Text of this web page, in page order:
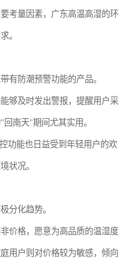
考量因素，广东高温高湿的环
。
有防潮预警功能的产品。
够及时发出警报，提醒用户采
南天"期间尤其实用。
功能也日益受到年轻用户的欢
状况。
分化趋势。
价格，愿意为高品质的温湿度
用户则对价格较为敏感，倾向